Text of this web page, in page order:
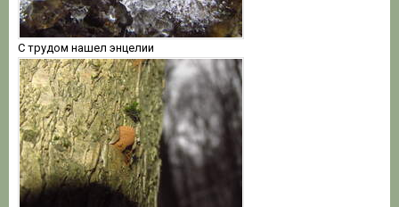
С трудом нашел энцелии